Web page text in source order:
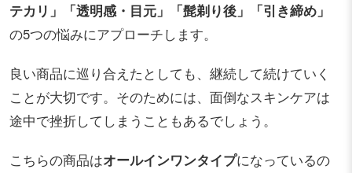
テカリ」「透明感・目元」「髭剃り後」「引き締め」
の5つの悩みにアプローチします。
良い商品に巡り合えたとしても、継続して続けていく
ことが大切です。そのためには、面倒なスキンケアは
途中で挫折してしまうこともあるでしょう。
こちらの商品はオールインワンタイプになっているの